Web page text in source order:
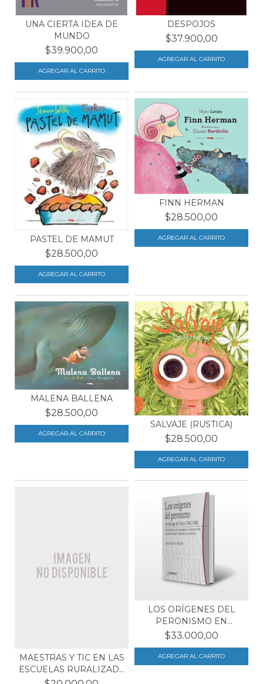
UNA CIERTA IDEA DE
MUNDO
$39.900,00
DESPOJOS
$37.900,00
PASTEL DE MAMUT
$28.500,00
FINN HERMAN
$28.500,00
MALENA BALLENA
$28.500,00
SALVAJE (RUSTICA)
$28.500,00
MAESTRAS Y TIC EN LAS
ESCUELAS RURALIZAD...
LOS ORÍGENES DEL
PERONISMO EN
SANTIAGO D...
$33.000,00